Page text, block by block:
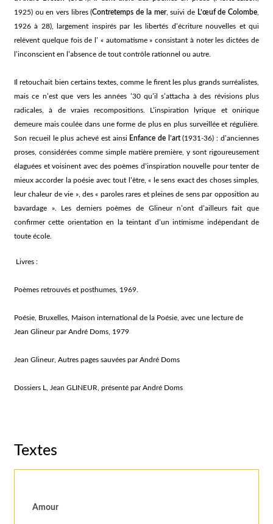
1925) ou en vers libres (Contretemps de la mer, suivi de L’œuf de Colombe,
1926 à 28), largement inspirés par les libertés d’écriture nouvelles et qui
relèvent quelque fois de l’ « automatisme » consistant à noter les dictées de
l’inconscient en l’absence de tout contrôle rationnel ou autre.
Il retouchait bien certains textes, comme le firent les plus grands surréalistes,
mais ce n’est que vers les années ’30 qu’il s’attacha à des révisions plus
radicales, à de vraies recompositions. L’inspiration lyrique et onirique
demeure mais coulée dans une forme de plus en plus surveillée et régulière.
Son recueil le plus achevé est ainsi Enfance de l’art(1931-36) : d’anciennes
proses, considérées comme simple matière première, y sont rigoureusement
élaguées et voisinent avec des poèmes d’inspiration nouvelle pour tenter de
mieux accorder la poésie avec tout l’être, « le sens exact des choses simples,
leur chaleur de vie », des « paroles rares et pleines de sens par opposition au
bavardage ». Les derniers poèmes de Glineur n’ont d’ailleurs fait que
confirmer cette orientation en la teintant d’un intimisme indépendant de
toute école.
Livres :
Poèmes retrouvés et posthumes, 1969.
Poésie, Bruxelles, Maison international de la Poésie, avec une lecture de
Jean Glineur par André Doms, 1979
Jean Glineur, Autres pages sauvées par André Doms
Dossiers L, Jean GLINEUR, présenté par André Doms
Textes
Amour